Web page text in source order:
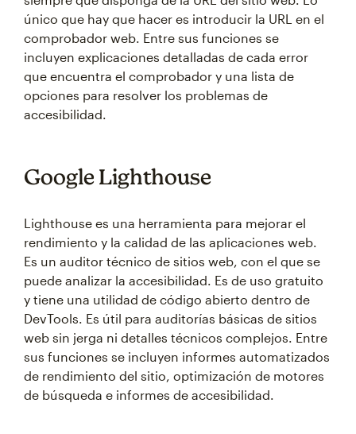
único que hay que hacer es introducir la URL en el
comprobador web. Entre sus funciones se
incluyen explicaciones detalladas de cada error
que encuentra el comprobador y una lista de
opciones para resolver los problemas de
accesibilidad.
Google Lighthouse
Lighthouse es una herramienta para mejorar el
rendimiento y la calidad de las aplicaciones web.
Es un auditor técnico de sitios web, con el que se
puede analizar la accesibilidad. Es de uso gratuito
y tiene una utilidad de código abierto dentro de
DevTools. Es útil para auditorías básicas de sitios
web sin jerga ni detalles técnicos complejos. Entre
sus funciones se incluyen informes automatizados
de rendimiento del sitio, optimización de motores
de búsqueda e informes de accesibilidad.